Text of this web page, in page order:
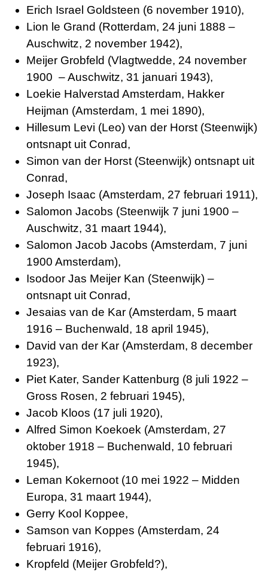
Erich Israel Goldsteen (6 november 1910),
Lion le Grand (Rotterdam, 24 juni 1888 –
Auschwitz, 2 november 1942),
Meijer Grobfeld (Vlagtwedde, 24 november
1900 – Auschwitz, 31 januari 1943),
Loekie Halverstad Amsterdam, Hakker
Heijman (Amsterdam, 1 mei 1890),
Hillesum Levi (Leo) van der Horst (Steenwijk)
ontsnapt uit Conrad,
Simon van der Horst (Steenwijk) ontsnapt uit
Conrad,
Joseph Isaac (Amsterdam, 27 februari 1911),
Salomon Jacobs (Steenwijk 7 juni 1900 –
Auschwitz, 31 maart 1944),
Salomon Jacob Jacobs (Amsterdam, 7 juni
1900 Amsterdam),
Isodoor Jas Meijer Kan (Steenwijk) –
ontsnapt uit Conrad,
Jesaias van de Kar (Amsterdam, 5 maart
1916 – Buchenwald, 18 april 1945),
David van der Kar (Amsterdam, 8 december
1923),
Piet Kater, Sander Kattenburg (8 juli 1922 –
Gross Rosen, 2 februari 1945),
Jacob Kloos (17 juli 1920),
Alfred Simon Koekoek (Amsterdam, 27
oktober 1918 – Buchenwald, 10 februari
1945),
Leman Kokernoot (10 mei 1922 – Midden
Europa, 31 maart 1944),
Gerry Kool Koppee,
Samson van Koppes (Amsterdam, 24
februari 1916),
Kropfeld (Meijer Grobfeld?),